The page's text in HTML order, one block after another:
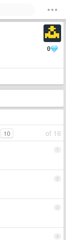
0
of 16
10
1
2
3
4